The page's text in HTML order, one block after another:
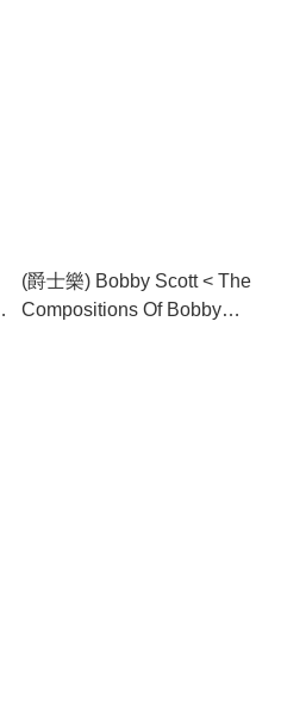
(爵士樂) Bobby Scott < The
Compositions Of Bobby